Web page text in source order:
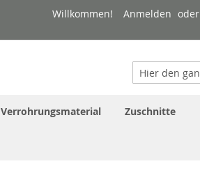
Willkommen! Anmelden
Suche
Verrohrungsmaterial Zuschnitte